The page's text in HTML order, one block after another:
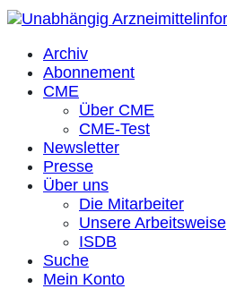
Archiv
Abonnement
CME
Über CME
CME-Test
Newsletter
Presse
Über uns
Die Mitarbeiter
Unsere Arbeitsweise
ISDB
Suche
Mein Konto